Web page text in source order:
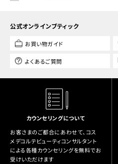
公式オンラインブティック
お買い物ガイド
よくあるご質問
カウンセリングについて
お客さまのご都合にあわせて、コス
メデコルテビューティコンサルタント
による各種カウンセリングを無料でお
受けいただけます